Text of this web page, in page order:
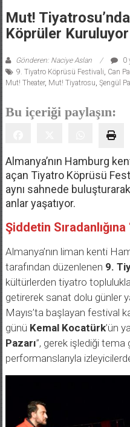
Mut!
Köprüler Kuruluyor
Gönderen: Naciye Aslan
0
9. Tiyatro Köprüsü Festivali Can
Mut! Theater, Mut! Tiyatrosu Şengül
Bu içeriği paylaşın:
Almanya’nın Hamburg
açan Tiyatro Köprüsü
aynı sahnede
anlar yaşatıyor.
Şiddetin
Almanya’nın liman kenti
tarafından düzenlenen 9.
kültürlerden tiyatro
getirerek sanat dolu günler
Mayıs’ta başlayan festival
günü Kemal Kocatürk’ün
Pazarı”, gerek işlediği tema
performanslarıyla